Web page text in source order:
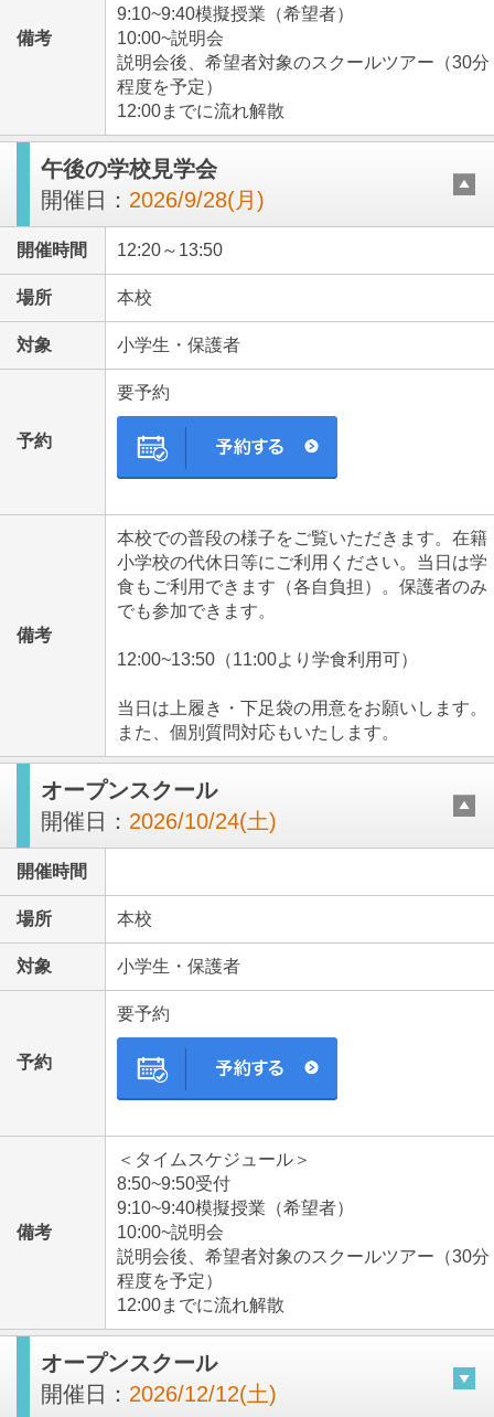
備考
9:10~9:40模擬授業（希望者）
10:00~説明会
説明会後、希望者対象のスクールツアー（30分
程度を予定）
12:00までに流れ解散
午後の学校見学会
開催日： 2026/9/28(月)
開催時間 12:20～13:50
場所 本校
対象 小学生・保護者
予約
要予約
備考
本校での普段の様子をご覧いただきます。在籍
小学校の代休日等にご利用ください。当日は学
食もご利用できます（各自負担）。保護者のみ
でも参加できます。
12:00~13:50（11:00より学食利用可）
当日は上履き・下足袋の用意をお願いします。
また、個別質問対応もいたします。
オープンスクール
開催日： 2026/10/24(土)
開催時間
場所 本校
対象 小学生・保護者
予約
要予約
備考
＜タイムスケジュール＞
8:50~9:50受付
9:10~9:40模擬授業（希望者）
10:00~説明会
説明会後、希望者対象のスクールツアー（30分
程度を予定）
12:00までに流れ解散
オープンスクール
開催日： 2026/12/12(土)